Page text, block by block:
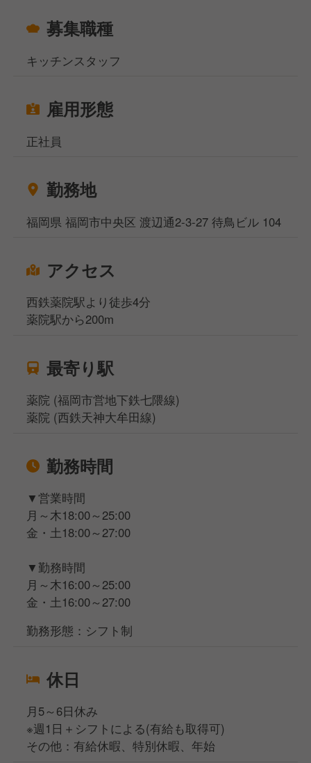
募集職種
キッチンスタッフ
雇用形態
正社員
勤務地
福岡県 福岡市中央区 渡辺通2-3-27 待鳥ビル 104
アクセス
西鉄薬院駅より徒歩4分
薬院駅から200m
最寄り駅
薬院 (福岡市営地下鉄七隈線)
薬院 (西鉄天神大牟田線)
勤務時間
▼営業時間
月～木18:00～25:00
金・土18:00～27:00
▼勤務時間
月～木16:00～25:00
金・土16:00～27:00
勤務形態：シフト制
休日
月5～6日休み
※週1日＋シフトによる(有給も取得可)
その他：有給休暇、特別休暇、年始